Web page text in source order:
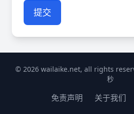
提交
© 2026 wailaike.net, all rights
秒
免责声明 关于我们